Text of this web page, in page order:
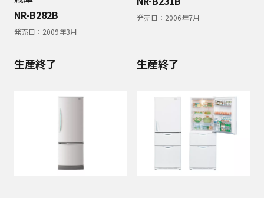
NR-B282B
発売日： 2009年3月
発売日： 2006年7月
生産終了 生産終了